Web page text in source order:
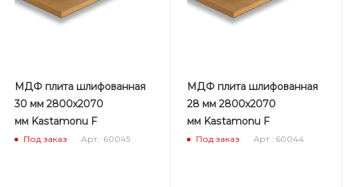
МДФ плита шлифованная
30 мм 2800х2070
мм Kastamonu F
Под заказ Арт.: 60045
МДФ плита шлифованная
28 мм 2800х2070
мм Kastamonu F
Под заказ Арт.: 60044